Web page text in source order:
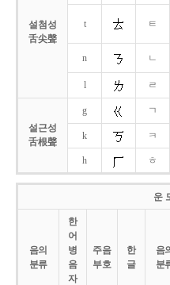
설첨성
舌尖聲
t ㅌ
n ㄴ
l
ㄹ
설근성
舌根聲
g ㄱ
k ㅋ
h ㅎ
운
음의
분류
한
어
병
음
자
주음
부호
한
글
음
분